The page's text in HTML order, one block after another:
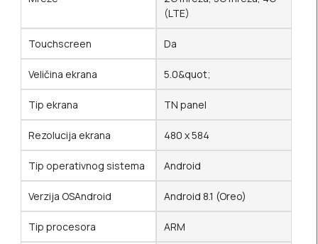
(LTE)
Touchscreen Da
Veličina ekrana 5.0&quot;
Tip ekrana TN panel
Rezolucija ekrana 480 x 584
Tip operativnog sistema Android
Verzija OSAndroid Android 8.1 (Oreo)
Tip procesora ARM